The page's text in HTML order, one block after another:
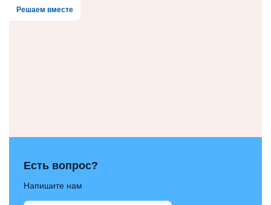
Решаем вместе
Есть вопрос?
Напишите нам